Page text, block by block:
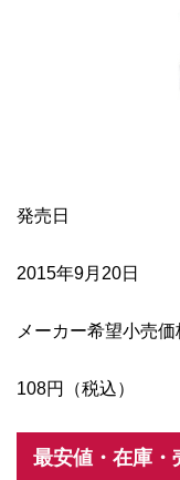
発売日
2015年9月20日
メーカー希望小売価
108円（税込）
最安値・在庫・